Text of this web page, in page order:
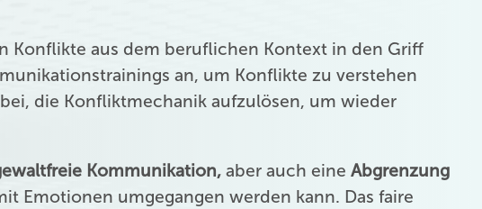
Konflikte aus dem beruflichen Kontext in den Griff
an, um Konflikte zu verstehen
die Konfliktmechanik aufzulösen, um wieder
Kommunikation, aber auch eineAbgrenzung
Emotionen umgegangen werden kann. Das faire